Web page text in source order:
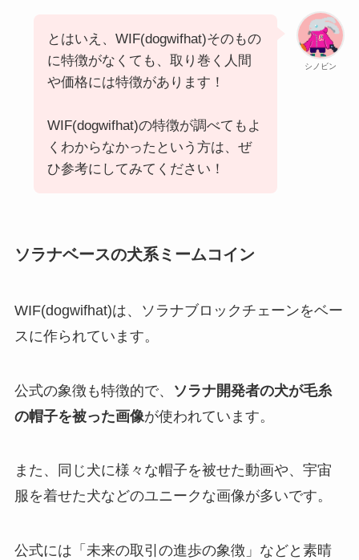
シノビン
とはいえ、WIF(dogwifhat)そのもの
に特徴がなくても、取り巻く人間
や価格には特徴があります！
WIF(dogwifhat)の特徴が調べてもよ
くわからなかったという方は、ぜ
ひ参考にしてみてください！
ソラナベースの犬系ミームコイン
WIF(dogwifhat)は、ソラナブロックチェーンをベー
スに作られています。
公式の象徴も特徴的で、
ソラナ開発者の犬が毛糸
の帽子を被った画像が使われています。
また、同じ犬に様々な帽子を被せた動画や、宇宙
服を着せた犬などのユニークな画像が多いです。
公式には「未来の取引の進歩の象徴」などと素晴